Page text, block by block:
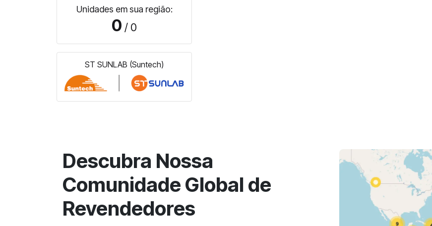
Unidades em sua região:
0 / 0
ST SUNLAB (Suntech)
Descubra Nossa
Comunidade Global de
Revendedores